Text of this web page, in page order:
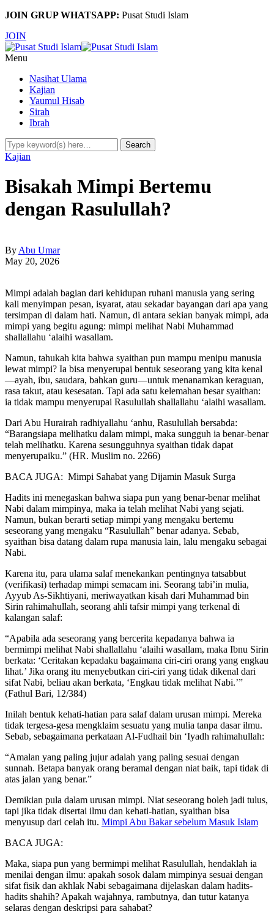
JOIN GRUP WHATSAPP: Pusat Studi Islam
JOIN
Menu
Nasihat Ulama
Kajian
Yaumul Hisab
Sirah
Ibrah
Kajian
Bisakah Mimpi Bertemu
dengan Rasulullah?
By Abu Umar
May 20, 2026
Mimpi adalah bagian dari kehidupan ruhani manusia yang sering
kali menyimpan pesan, isyarat, atau sekadar bayangan dari apa yang
tersimpan di dalam hati. Namun, di antara sekian banyak mimpi, ada
mimpi yang begitu agung: mimpi melihat Nabi Muhammad
shallallahu ‘alaihi wasallam.
Namun, tahukah kita bahwa syaithan pun mampu menipu manusia
lewat mimpi? Ia bisa menyerupai bentuk seseorang yang kita kenal
—ayah, ibu, saudara, bahkan guru—untuk menanamkan keraguan,
rasa takut, atau kesesatan. Tapi ada satu kelemahan besar syaithan:
ia tidak mampu menyerupai Rasulullah shallallahu ‘alaihi wasallam.
Dari Abu Hurairah radhiyallahu ‘anhu, Rasulullah bersabda:
“Barangsiapa melihatku dalam mimpi, maka sungguh ia benar-benar
telah melihatku. Karena sesungguhnya syaithan tidak dapat
menyerupaiku.” (HR. Muslim no. 2266)
BACA JUGA: Mimpi Sahabat yang Dijamin Masuk Surga
Hadits ini menegaskan bahwa siapa pun yang benar-benar melihat
Nabi dalam mimpinya, maka ia telah melihat Nabi yang sejati.
Namun, bukan berarti setiap mimpi yang mengaku bertemu
seseorang yang mengaku “Rasulullah” benar adanya. Sebab,
syaithan bisa datang dalam rupa manusia lain, lalu mengaku sebagai
Nabi.
Karena itu, para ulama salaf menekankan pentingnya tatsabbut
(verifikasi) terhadap mimpi semacam ini. Seorang tabi’in mulia,
Ayyub As-Sikhtiyani, meriwayatkan kisah dari Muhammad bin
Sirin rahimahullah, seorang ahli tafsir mimpi yang terkenal di
kalangan salaf:
“Apabila ada seseorang yang bercerita kepadanya bahwa ia
bermimpi melihat Nabi shallallahu ‘alaihi wasallam, maka Ibnu Sirin
berkata: ‘Ceritakan kepadaku bagaimana ciri-ciri orang yang engkau
lihat.’ Jika orang itu menyebutkan ciri-ciri yang tidak dikenal dari
sifat Nabi, beliau akan berkata, ‘Engkau tidak melihat Nabi.’”
(Fathul Bari, 12/384)
Inilah bentuk kehati-hatian para salaf dalam urusan mimpi. Mereka
tidak tergesa-gesa mengklaim sesuatu yang mulia tanpa dasar ilmu.
Sebab, sebagaimana perkataan Al-Fudhail bin ‘Iyadh rahimahullah:
“Amalan yang paling jujur adalah yang paling sesuai dengan
sunnah. Betapa banyak orang beramal dengan niat baik, tapi tidak di
atas jalan yang benar.”
Demikian pula dalam urusan mimpi. Niat seseorang boleh jadi tulus,
tapi jika tidak disertai ilmu dan kehati-hatian, syaithan bisa
menyusup dari celah itu. Mimpi Abu Bakar sebelum Masuk Islam
BACA JUGA:
Maka, siapa pun yang bermimpi melihat Rasulullah, hendaklah ia
menilai dengan ilmu: apakah sosok dalam mimpinya sesuai dengan
sifat fisik dan akhlak Nabi sebagaimana dijelaskan dalam hadits-
hadits shahih? Apakah wajahnya, rambutnya, dan tutur katanya
selaras dengan deskripsi para sahabat?